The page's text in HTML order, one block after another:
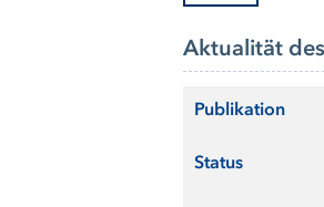
Aktualität
Publikation
Status